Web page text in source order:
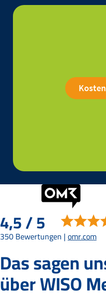
4,5 / 5
350 Bewertungen |omr.com
Das sagen
über WISO